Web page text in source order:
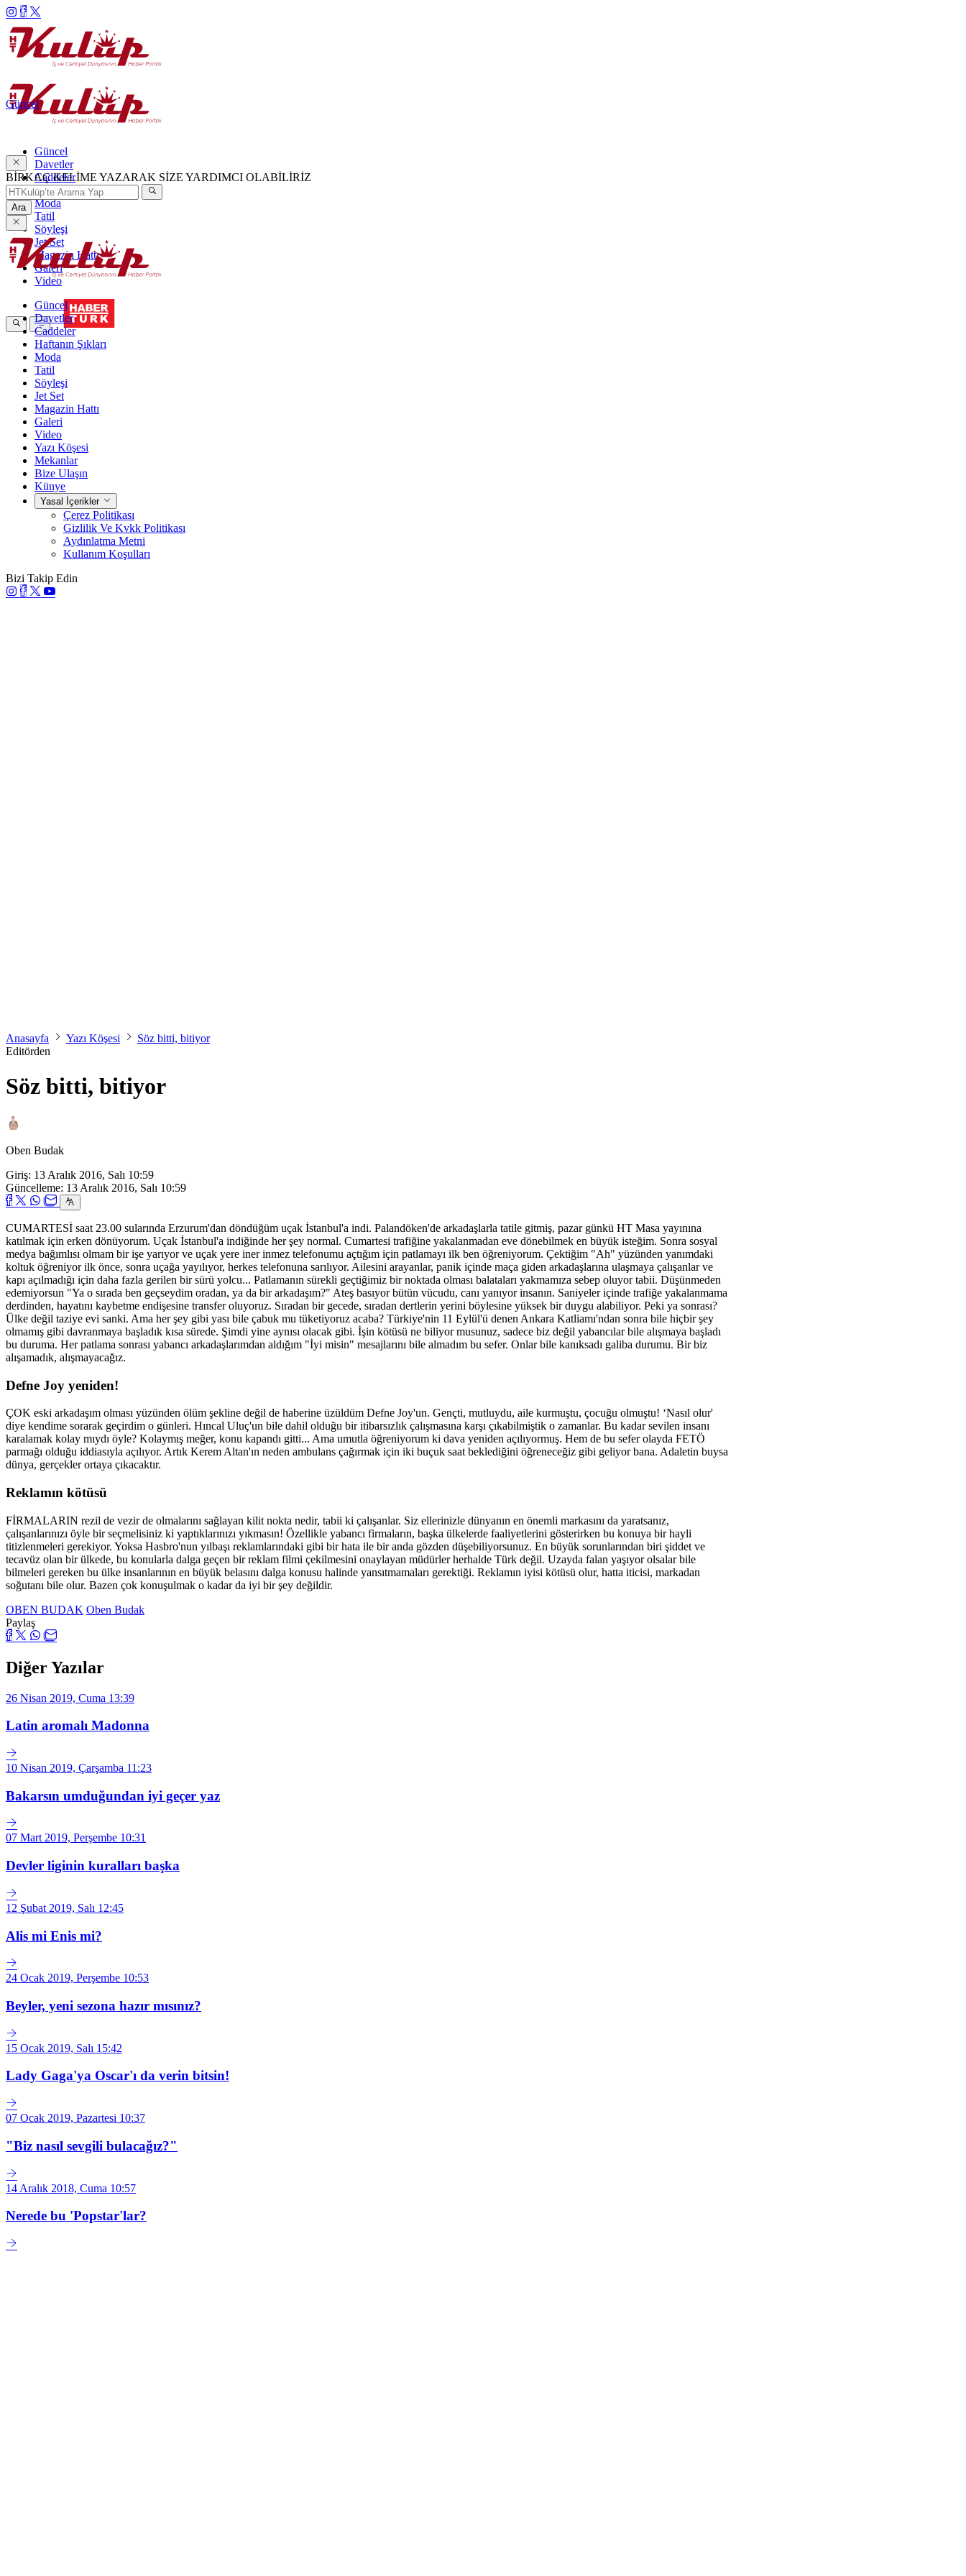
Güncel
Davetler
Caddeler
Haftanın Şıkları
Moda
Tatil
Söyleşi
Jet Set
Magazin Hattı
Galeri
Video
Güncel
BİRKAÇ KELİME YAZARAK SİZE YARDIMCI OLABİLİRİZ
Ara
Güncel
Davetler
Caddeler
Haftanın Şıkları
Moda
Tatil
Söyleşi
Jet Set
Magazin Hattı
Galeri
Video
Yazı Köşesi
Mekanlar
Bize Ulaşın
Künye
Yasal İçerikler
Çerez Politikası
Gizlilik Ve Kvkk Politikası
Aydınlatma Metni
Kullanım Koşulları
Bizi Takip Edin
Anasayfa Yazı Köşesi
Söz bitti, bitiyor
Editörden
Söz bitti, bitiyor
Oben Budak
Giriş: 13 Aralık 2016, Salı 10:59
Güncelleme: 13 Aralık 2016, Salı 10:59
CUMARTESİ saat 23.00 sularında Erzurum'dan döndüğüm uçak İstanbul'a indi. Palandöken'de arkadaşlarla tatile gitmiş, pazar günkü HT Masa yayınına
katılmak için erken dönüyorum. Uçak İstanbul'a indiğinde her şey normal. Cumartesi trafiğine yakalanmadan eve dönebilmek en büyük isteğim. Sonra sosyal
medya bağımlısı olmam bir işe yarıyor ve uçak yere iner inmez telefonumu açtığım için patlamayı ilk ben öğreniyorum. Çektiğim "Ah" yüzünden yanımdaki
koltuk öğreniyor ilk önce, sonra uçağa yayılıyor, herkes telefonuna sarılıyor. Ailesini arayanlar, panik içinde maça giden arkadaşlarına ulaşmaya çalışanlar ve
kapı açılmadığı için daha fazla gerilen bir sürü yolcu... Patlamanın sürekli geçtiğimiz bir noktada olması balataları yakmamıza sebep oluyor tabii. Düşünmeden
edemiyorsun "Ya o sırada ben geçseydim oradan, ya da bir arkadaşım?" Ateş basıyor bütün vücudu, canı yanıyor insanın. Saniyeler içinde trafiğe yakalanmama
derdinden, hayatını kaybetme endişesine transfer oluyoruz. Sıradan bir gecede, sıradan dertlerin yerini böylesine yüksek bir duygu alabiliyor. Peki ya sonrası?
Ülke değil taziye evi sanki. Ama her şey gibi yası bile çabuk mu tüketiyoruz acaba? Türkiye'nin 11 Eylül'ü denen Ankara Katliamı'ndan sonra bile hiçbir şey
olmamış gibi davranmaya başladık kısa sürede. Şimdi yine aynısı olacak gibi. İşin kötüsü ne biliyor musunuz, sadece biz değil yabancılar bile alışmaya başladı
bu duruma. Her patlama sonrası yabancı arkadaşlarımdan aldığım "İyi misin" mesajlarını bile almadım bu sefer. Onlar bile kanıksadı galiba durumu. Bir biz
alışamadık, alışmayacağız.
Defne Joy yeniden!
ÇOK eski arkadaşım olması yüzünden ölüm şekline değil de haberine üzüldüm Defne Joy'un. Gençti, mutluydu, aile kurmuştu, çocuğu olmuştu! ‘Nasıl olur'
diye kendime sorarak geçirdim o günleri. Hıncal Uluç'un bile dahil olduğu bir itibarsızlık çalışmasına karşı çıkabilmiştik o zamanlar. Bu kadar sevilen insanı
karalamak kolay mıydı öyle? Kolaymış meğer, konu kapandı gitti... Ama umutla öğreniyorum ki dava yeniden açılıyormuş. Hem de bu sefer olayda FETÖ
parmağı olduğu iddiasıyla açılıyor. Artık Kerem Altan'ın neden ambulans çağırmak için iki buçuk saat beklediğini öğreneceğiz gibi geliyor bana. Adaletin buysa
dünya, gerçekler ortaya çıkacaktır.
Reklamın kötüsü
FİRMALARIN rezil de vezir de olmalarını sağlayan kilit nokta nedir, tabii ki çalışanlar. Siz ellerinizle dünyanın en önemli markasını da yaratsanız,
çalışanlarınızı öyle bir seçmelisiniz ki yaptıklarınızı yıkmasın! Özellikle yabancı firmaların, başka ülkelerde faaliyetlerini gösterirken bu konuya bir hayli
titizlenmeleri gerekiyor. Yoksa Hasbro'nun yılbaşı reklamlarındaki gibi bir hata ile bir anda gözden düşebiliyorsunuz. En büyük sorunlarından biri şiddet ve
tecavüz olan bir ülkede, bu konularla dalga geçen bir reklam filmi çekilmesini onaylayan müdürler herhalde Türk değil. Uzayda falan yaşıyor olsalar bile
bilmeleri gereken bu ülke insanlarının en büyük belasını dalga konusu halinde yansıtmamaları gerektiği. Reklamın iyisi kötüsü olur, hatta iticisi, markadan
soğutanı bile olur. Bazen çok konuşulmak o kadar da iyi bir şey değildir.
OBEN BUDAK Oben Budak
Paylaş
Diğer Yazılar
26 Nisan 2019, Cuma 13:39
Latin aromalı Madonna
10 Nisan 2019, Çarşamba 11:23
Bakarsın umduğundan iyi geçer yaz
07 Mart 2019, Perşembe 10:31
Devler liginin kuralları başka
12 Şubat 2019, Salı 12:45
Alis mi Enis mi?
24 Ocak 2019, Perşembe 10:53
Beyler, yeni sezona hazır mısınız?
15 Ocak 2019, Salı 15:42
Lady Gaga'ya Oscar'ı da verin bitsin!
07 Ocak 2019, Pazartesi 10:37
"Biz nasıl sevgili bulacağız?"
14 Aralık 2018, Cuma 10:57
Nerede bu 'Popstar'lar?